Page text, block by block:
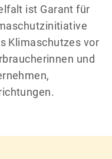
ist Garant für
Klimaschutzes vor
und